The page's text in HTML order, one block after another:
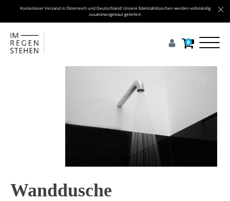
Kostenloser Versand in Österreich und Deutschland! Unsere Edelstahlduschen werden vollständig
zusammengebaut geliefert.
0
Wanddusche